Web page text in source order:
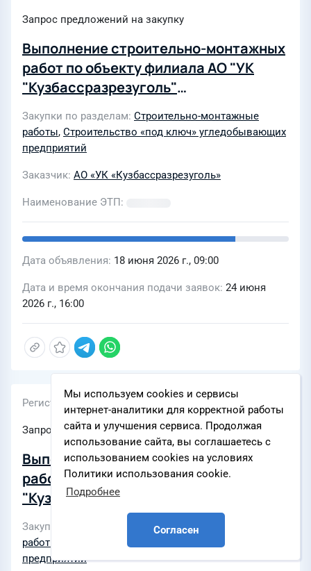
Мы используем cookies и сервисы
интернет-аналитики для корректной работы
сайта и улучшения сервиса. Продолжая
использование сайта, вы соглашаетесь с
использованием cookies на условиях
Политики использования cookie.
Подробнее
Согласен
Запрос предложений на закупку
Выполнение строительно-монтажных
работ по объекту филиала АО "УК
"Кузбассразрезуголь"
"АБК в районе разреза Красный Брод"
инв.№06\0120244
Закупки по разделам Строительно-монтажные
работы, Строительство «под ключ» угледобывающих
предприятий
Заказчик АО «УК «Кузбассразрезуголь»
Наименование ЭТП
Дата объявления 18 июня 2026 г., 09:00
Дата и время окончания подачи заявок 24 июня
2026 г., 16:00
Регистрационный номер
Запрос предложений на закупку
Выполнение строительно-монтажных
работ по объектам филиала АО "УК
"Кузбассразрезуголь"
"Краснобродский угольный разрез"
(16 объектов)
Закупки по разделам
Строительно-монтажные
работы
Строительство «под ключ» угледобывающих
предприятий